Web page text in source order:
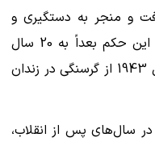
و منجر به دستگیری و
صدور حکم اعدام واویلف شد، اگرچه این حکم بعداً به 20 سال
زندان کاهش یافت اما واویلف در سال 1943 از گرسنگی در زندان
سال‌های پس از انقلاب،